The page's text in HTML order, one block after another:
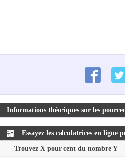
Informations théoriques sur les
Essayez les calculatrices en ligne
Trouvez Xpour cent du nombreY